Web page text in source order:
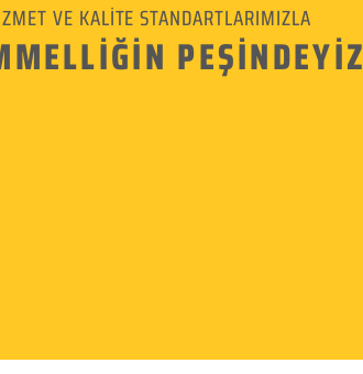
VE KALİTE STANDARTLARIMIZLA
PEŞİNDEYİZ